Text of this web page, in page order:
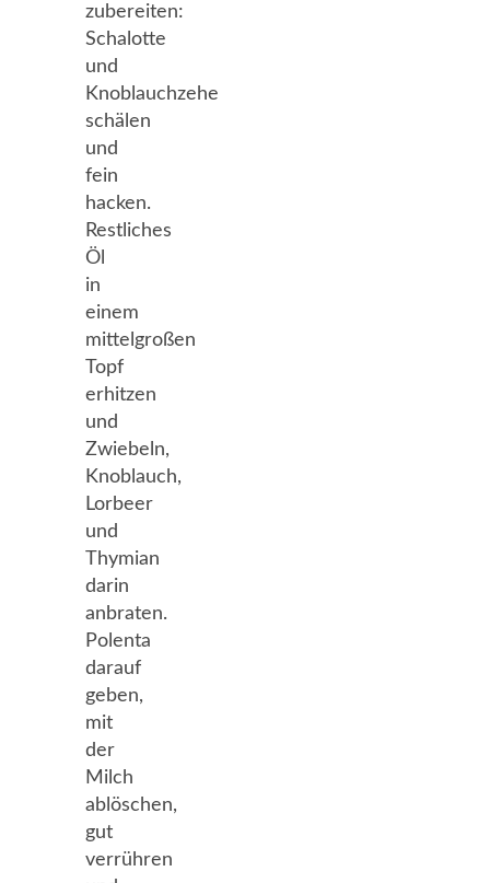
zubereiten:
Schalotte
und
Knoblauchzehe
schälen
und
fein
hacken.
Restliches
Öl
in
einem
mittelgroßen
Topf
erhitzen
und
Zwiebeln,
Knoblauch,
Lorbeer
und
Thymian
darin
anbraten.
Polenta
darauf
geben,
mit
der
Milch
ablöschen,
gut
verrühren